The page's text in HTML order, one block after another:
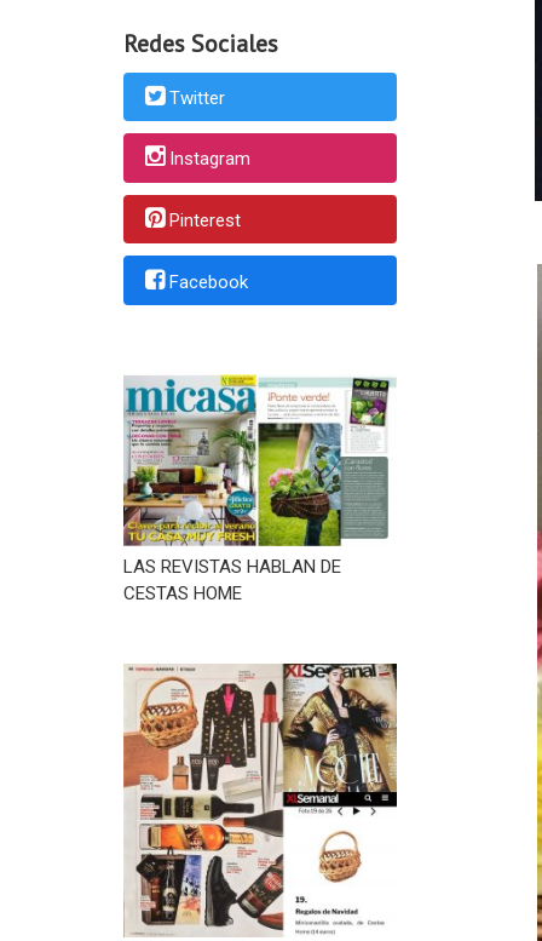
Redes Sociales
Twitter
Instagram
Pinterest
Facebook
LAS REVISTAS HABLAN DE
CESTAS HOME